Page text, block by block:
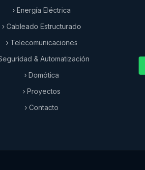
› Energía Eléctrica
› Cableado Estructurado
› Telecomunicaciones
& Automatización
› Domótica
› Proyectos
› Contacto